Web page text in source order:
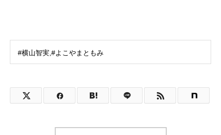
#横山智実,#よこやまともみ